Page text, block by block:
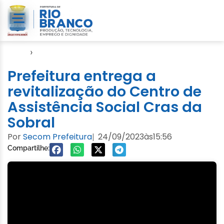
›
Prefeitura entrega a
revitalização do Centro de
Assistência Social Cras da
Sobral
PorSecom Prefeitura| 24/09/2023às15:56
Compartilhe: